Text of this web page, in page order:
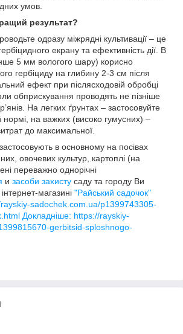
погодних умов.
результат?
одразу міжрядні культивації – це
екрану та ефективність дії. В
5 мм вологого шару) корисно
гербіциду на глибину 2-3 см після
ефект при післясходовій обробці
обприскування проводять не пізніше
На легких ґрунтах – застосовуйте
нормі, на важких (високо гумусних) –
до максимальної.
в основному на посівах
овочевих культур, картоплі (на
переважно однорічні
и засоби захисту саду та городу Ви
магазині "Райський садочок"
sadochek.com.ua/p1399743305-
Докладніше: https://rayskiy-
gerbitsid-sploshnogo-